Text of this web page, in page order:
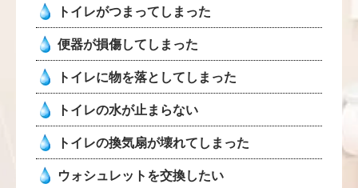
トイレがつまってしまった
便器が損傷してしまった
トイレに物を落としてしまった
トイレの水が止まらない
トイレの換気扇が壊れてしまった
ウォシュレットを交換したい